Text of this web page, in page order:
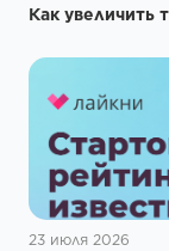
Как увеличить
23 июля 2026